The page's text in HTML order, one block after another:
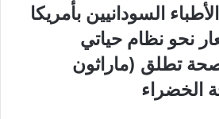
السودانيين بأمريكا
نحو نظام حياتي
تطلق (ماراثون
الخضراء